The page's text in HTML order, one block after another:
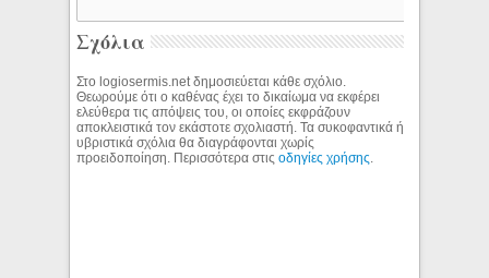
Σχόλια
Στο logiosermis.net δημοσιεύεται κάθε σχόλιο.
Θεωρούμε ότι ο καθένας έχει το δικαίωμα να εκφέρει
ελεύθερα τις απόψεις του, οι οποίες εκφράζουν
αποκλειστικά τον εκάστοτε σχολιαστή. Τα συκοφαντικά ή
υβριστικά σχόλια θα διαγράφονται χωρίς
προειδοποίηση. Περισσότερα στιςοδηγίες χρήσης.